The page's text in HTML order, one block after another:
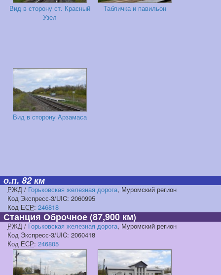
Вид в сторону ст. Красный
Узел
Табличка и павильон
Вид в сторону Арзамаса
о.п. 82 км
РЖД / Горьковская железная дорога, Муромский регион
Код Экспресс-3/UIC: 2060995
Код ЕСР: 246818
Станция Оброчное(87,900 км)
РЖД / Горьковская железная дорога, Муромский регион
Код Экспресс-3/UIC: 2060418
Код ЕСР: 246805